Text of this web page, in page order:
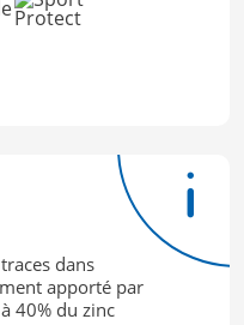
dans
apporté par
40% du zinc